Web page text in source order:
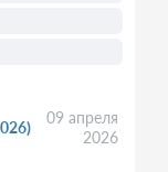
09 апреля
2026